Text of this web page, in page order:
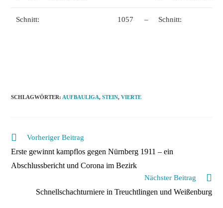
Schnitt: 1057 – Schnitt:
SCHLAGWÖRTER: AUFBAULIGA, STEIN, VIERTE
Weitere
ansehen
Vorheriger Beitrag
Erste gewinnt kampflos gegen Nürnberg 1911 – ein
Abschlussbericht und Corona im Bezirk
Nächster Beitrag
Schnellschachturniere in Treuchtlingen und Weißenburg